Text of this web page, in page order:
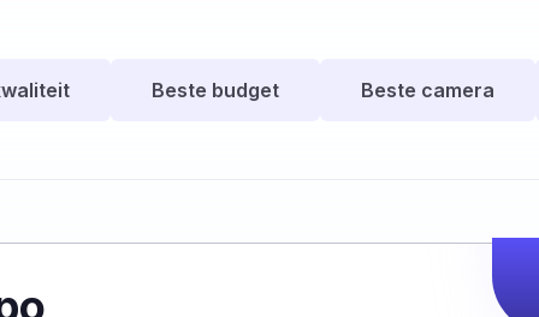
Beste budget Beste camera